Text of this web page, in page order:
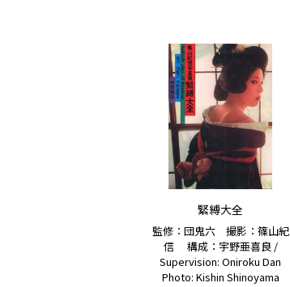
緊縛大全
監修：団鬼六 撮影：篠山紀
信 構成：宇野亜喜良 /
Supervision: Oniroku Dan
Photo: Kishin Shinoyama